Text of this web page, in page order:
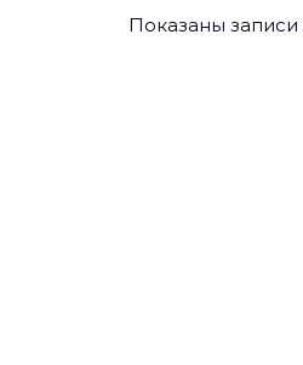
Показаны записи